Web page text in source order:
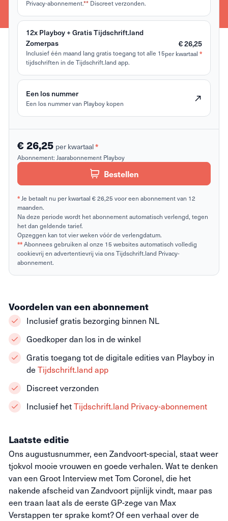
Privacy-abonnement.** Discreet verzonden.
12x Playboy + Gratis Tijdschrift.land
Zomerpas
Inclusief één maand lang gratis toegang tot alle 15
tijdschriften in de Tijdschrift.land app.
€ 26,25
per kwartaal *
Een los nummer
Een los nummer van Playboy kopen
€ 26,25 per kwartaal*
Abonnement: Jaarabonnement Playboy
Bestellen
* Je betaalt nu per kwartaal € 26,25 voor een abonnement van 12
maanden.
Na deze periode wordt het abonnement automatisch verlengd, tegen
het dan geldende tarief.
Opzeggen kan tot vier weken vóór de verlengdatum.
**Abonnees gebruiken al onze 15 websites automatisch volledig
cookievrij en advertentievrij via ons Tijdschrift.land Privacy-
abonnement.
Laatste editie
Ons augustusnummer, een Zandvoort-special, staat weer
tjokvol mooie vrouwen en goede verhalen. Wat te denken
van een Groot Interview met Tom Coronel, die het
nakende afscheid van Zandvoort pijnlijk vindt, maar pas
een traan laat als de eerste GP-zege van Max
Verstappen ter sprake komt? Of een verhaal over de
Voordelen van een abonnement
Inclusief gratis bezorging binnen NL
Goedkoper dan los in de winkel
Gratis toegang tot de digitale edities van Playboy in
de Tijdschrift.land app
Discreet verzonden
Inclusief hetTijdschrift.land Privacy-abonnement